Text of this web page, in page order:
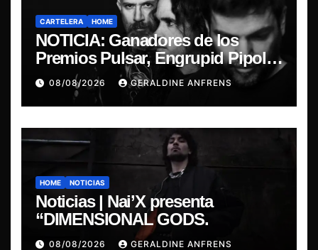
CARTELERA HOME
NOTICIA: Ganadores de los
Premios Pulsar, Engrupid Pipol
presentan show exclusivo.
08/08/2026 GERALDINE ANFRENS
HOME NOTICIAS
Noticias | Nai’X presenta
“DIMENSIONAL GODS.
08/08/2026 GERALDINE ANFRENS